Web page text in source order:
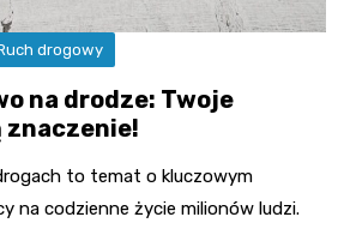
drogowy
na drodze: Twoje
znaczenie!
to temat o kluczowym
na codzienne życie milionów ludzi.